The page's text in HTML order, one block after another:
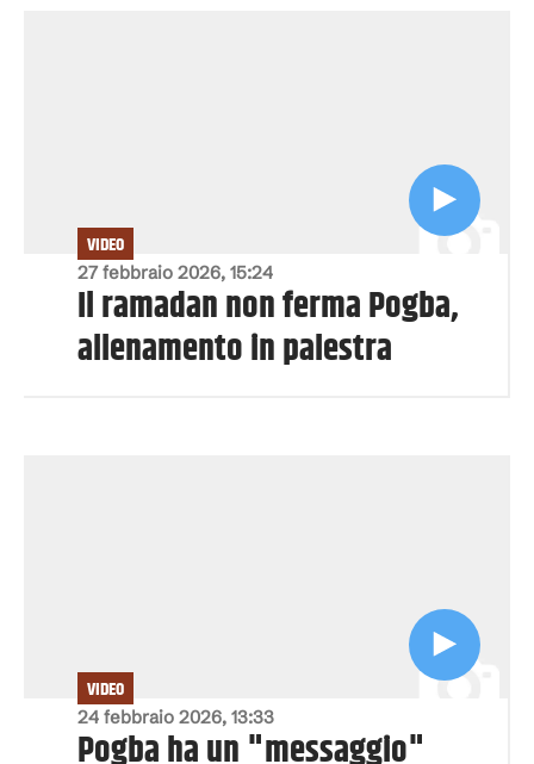
27 febbraio 2026, 15:24
VIDEO
Il ramadan non ferma Pogba,
allenamento in palestra
24 febbraio 2026, 13:33
VIDEO
Pogba ha un "messaggio"